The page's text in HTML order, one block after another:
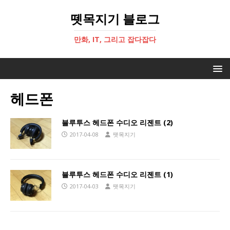
뗏목지기 블로그
만화, IT, 그리고 잡다잡다
헤드폰
블루투스 헤드폰 수디오 리젠트 (2)
2017-04-08 뗏목지기
블루투스 헤드폰 수디오 리젠트 (1)
2017-04-03 뗏목지기